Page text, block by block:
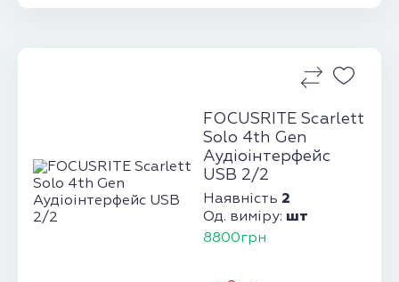
FOCUSRITE Scarlett
Solo 4th Gen
Аудіоінтерфейс
USB 2/2
Наявність 2
Од. виміру: шт
8800грн